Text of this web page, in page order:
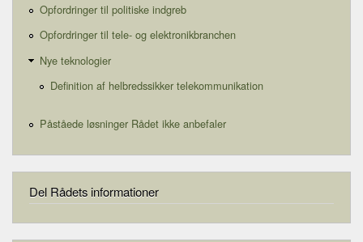
Opfordringer til politiske indgreb
Opfordringer til tele- og elektronikbranchen
Nye teknologier
Definition af helbredssikker telekommunikation
Påståede løsninger Rådet ikke anbefaler
Del Rådets informationer